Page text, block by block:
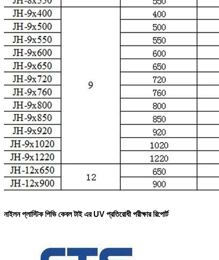
নাইলন প্লাস্টিক পিভি কেবল টাই এর UV প্রতিরোধী পরীক্ষার রিপোর্ট